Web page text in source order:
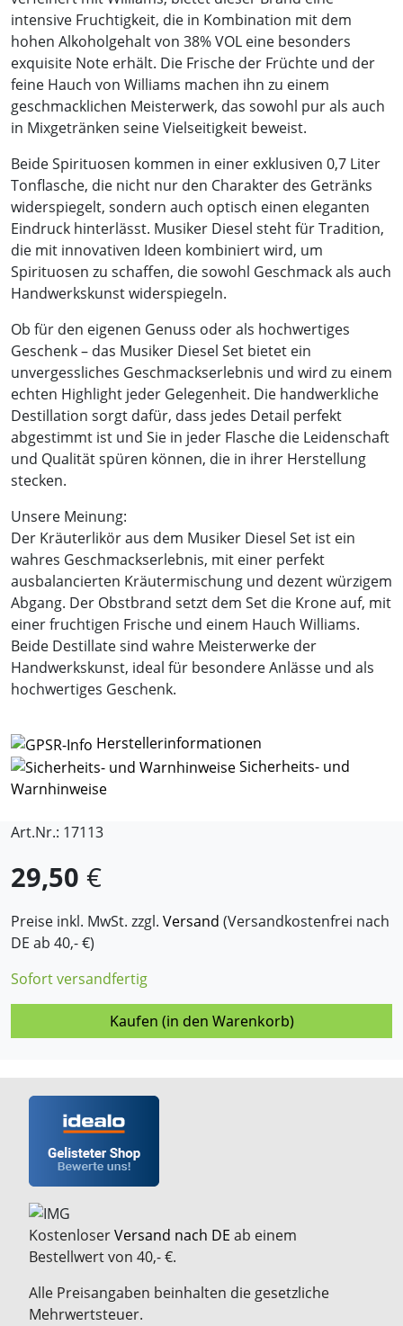
intensive Fruchtigkeit, die in Kombination mit dem
hohen Alkoholgehalt von 38% VOL eine besonders
exquisite Note erhält. Die Frische der Früchte und der
feine Hauch von Williams machen ihn zu einem
geschmacklichen Meisterwerk, das sowohl pur als auch
in Mixgetränken seine Vielseitigkeit beweist.
Beide Spirituosen kommen in einer exklusiven 0,7 Liter
Tonflasche, die nicht nur den Charakter des Getränks
widerspiegelt, sondern auch optisch einen eleganten
Eindruck hinterlässt. Musiker Diesel steht für Tradition,
die mit innovativen Ideen kombiniert wird, um
Spirituosen zu schaffen, die sowohl Geschmack als auch
Handwerkskunst widerspiegeln.
Ob für den eigenen Genuss oder als hochwertiges
Geschenk – das Musiker Diesel Set bietet ein
unvergessliches Geschmackserlebnis und wird zu einem
echten Highlight jeder Gelegenheit. Die handwerkliche
Destillation sorgt dafür, dass jedes Detail perfekt
abgestimmt ist und Sie in jeder Flasche die Leidenschaft
und Qualität spüren können, die in ihrer Herstellung
stecken.
Unsere Meinung:
Der Kräuterlikör aus dem Musiker Diesel Set ist ein
wahres Geschmackserlebnis, mit einer perfekt
ausbalancierten Kräutermischung und dezent würzigem
Abgang. Der Obstbrand setzt dem Set die Krone auf, mit
einer fruchtigen Frische und einem Hauch Williams.
Beide Destillate sind wahre Meisterwerke der
Handwerkskunst, ideal für besondere Anlässe und als
hochwertiges Geschenk.
Herstellerinformationen
Sicherheits- und
Warnhinweise
Art.Nr.: 17113
29,50 €
Preise inkl. MwSt. zzgl. Versand (Versandkostenfrei nach
DE ab 40,- €)
Sofort versandfertig
Kaufen (in den Warenkorb)
KostenloserVersand nach DE ab einem
Bestellwert von 40,- €.
Alle Preisangaben beinhalten die gesetzliche
Mehrwertsteuer.